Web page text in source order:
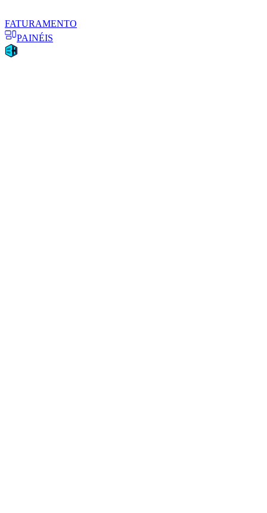
FATURAMENTO
PAINÉIS